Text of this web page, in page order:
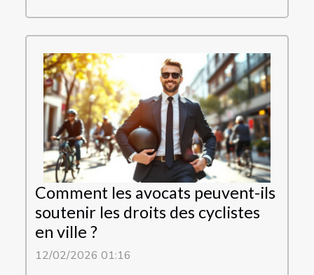
Comment les avocats peuvent-ils
soutenir les droits des cyclistes
en ville ?
12/02/2026 01:16